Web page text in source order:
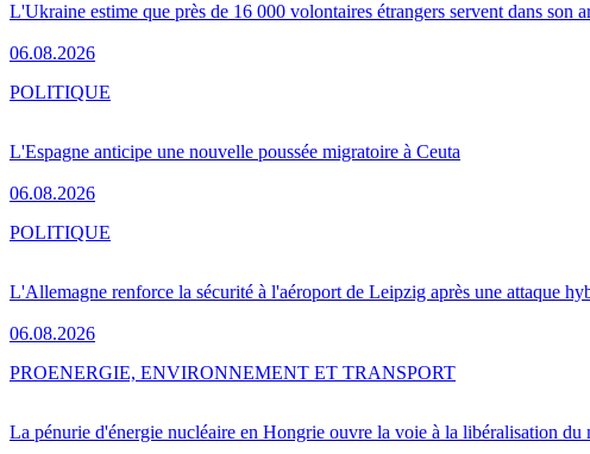
L'Ukraine estime que près de 16 000 volontaires étrangers servent dans son
06.08.2026
L'Espagne anticipe une nouvelle poussée migratoire à Ceuta
06.08.2026
POLITIQUE
L'Allemagne renforce la sécurité à l'aéroport de Leipzig après une attaque
06.08.2026
POLITIQUE
La pénurie d'énergie nucléaire en Hongrie ouvre la voie à la libéralisation du
PROENERGIE, ENVIRONNEMENT ET TRANSPORT